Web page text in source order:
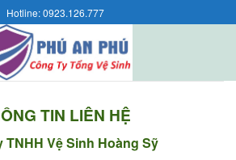
Hotline: 0923.126.777
TIN LIÊN HỆ
TNHH Vệ Sinh Hoàng Sỹ